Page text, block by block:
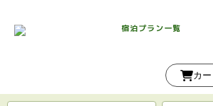
宿泊プラン一覧
カ